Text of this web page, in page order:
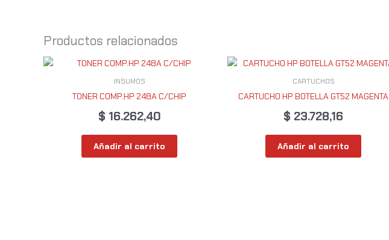
Productos relacionados
INSUMOS
TONER COMP.HP 248A C/CHIP
$ 16.262,40
Añadir al carrito
CARTUCHOS
CARTUCHO HP BOTELLA GT52 MAGENTA
$ 23.728,16
Añadir al carrito